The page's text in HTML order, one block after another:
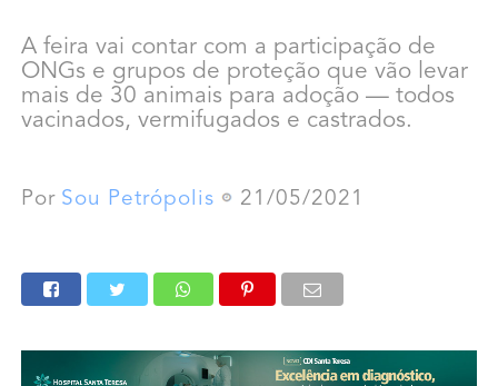
A feira vai contar com a participação de
ONGs e grupos de proteção que vão levar
mais de 30 animais para adoção — todos
vacinados, vermifugados e castrados.
Por Sou Petrópolis 21/05/2021